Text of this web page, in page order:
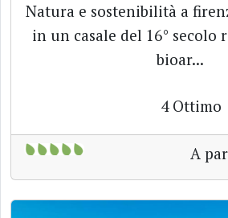
Natura e sostenibilità a
in un casale del 16°
bioar...
4Ottimo
A